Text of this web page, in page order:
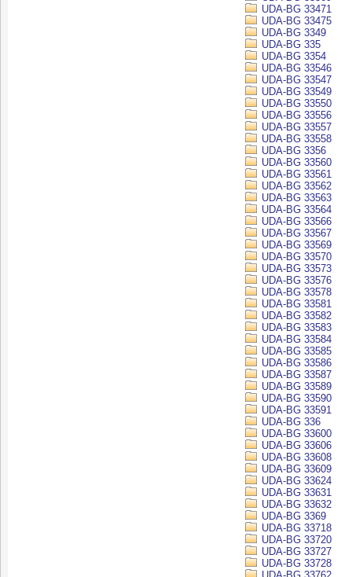
UDA-BG 33471
UDA-BG 33475
UDA-BG 3349
UDA-BG 335
UDA-BG 3354
UDA-BG 33546
UDA-BG 33547
UDA-BG 33549
UDA-BG 33550
UDA-BG 33556
UDA-BG 33557
UDA-BG 33558
UDA-BG 3356
UDA-BG 33560
UDA-BG 33561
UDA-BG 33562
UDA-BG 33563
UDA-BG 33564
UDA-BG 33566
UDA-BG 33567
UDA-BG 33569
UDA-BG 33570
UDA-BG 33573
UDA-BG 33576
UDA-BG 33578
UDA-BG 33581
UDA-BG 33582
UDA-BG 33583
UDA-BG 33584
UDA-BG 33585
UDA-BG 33586
UDA-BG 33587
UDA-BG 33589
UDA-BG 33590
UDA-BG 33591
UDA-BG 336
UDA-BG 33600
UDA-BG 33606
UDA-BG 33608
UDA-BG 33609
UDA-BG 33624
UDA-BG 33631
UDA-BG 33632
UDA-BG 3369
UDA-BG 33718
UDA-BG 33720
UDA-BG 33727
UDA-BG 33728